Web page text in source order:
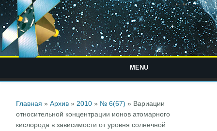
MENU
Главная »Архив » 2010 » № 6(67) » Вариации
относительной концентрации ионов атомарного
кислорода в зависимости от уровня солнечной